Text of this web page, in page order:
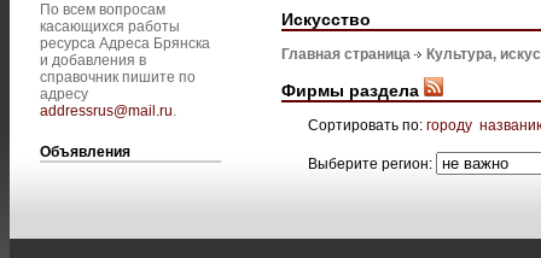
По всем вопросам
касающихся работы
ресурса Адреса Брянска
и добавления в
справочник пишите по
адресу
addressrus@mail.ru.
Объявления
Искусство
Главная страница Культура,
Фирмы раздела
Сортировать по: городу
Выберите регион: